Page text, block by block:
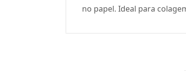
no papel. Ideal para